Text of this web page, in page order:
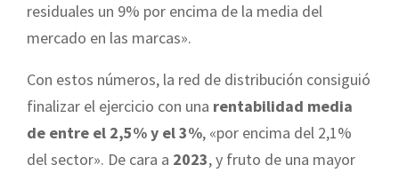
residuales un 9% por encima de la media del
mercado en las marcas».
Con estos números, la red de distribución consiguió
finalizar el ejercicio con una rentabilidad media
de entre el 2,5% y el 3%, «por encima del 2,1%
del sector». De cara a 2023, y fruto de una mayor